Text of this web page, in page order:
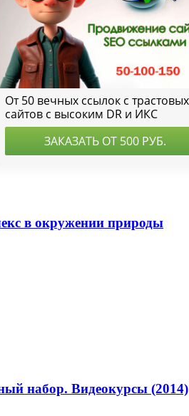
в окружении природы
набор. Видеокурсы (2014)